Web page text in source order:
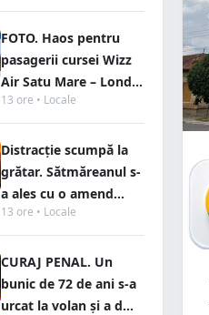
FOTO. Haos pentru
pasagerii cursei Wizz
Air Satu Mare – Lond...
13 ore • Locale
Distracție scumpă la
grătar. Sătmăreanul s-
a ales cu o amend...
13 ore • Locale
CURAJ PENAL. Un
bunic de 72 de ani s-a
urcat la volan și a d...